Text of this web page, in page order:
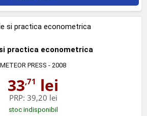
practica econometrica
METEOR PRESS - 2008
33,71 lei
PRP: 39,20 lei
stoc indisponibil